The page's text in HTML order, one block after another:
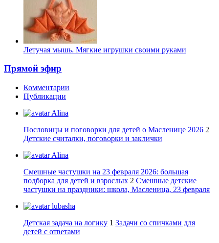
Летучая мышь. Мягкие игрушки своими руками
Прямой эфир
Комментарии
Публикации
Alina
Пословицы и поговорки для детей о Масленице 2026 2
Детские считалки, поговорки и заклички
Alina
Смешные частушки на 23 февраля 2026: большая
подборка для детей и взрослых 2 Смешные детские
частушки на праздники: школа, Масленица, 23 февраля
lubasha
Детская задача на логику 1 Задачи со спичками для
детей с ответами